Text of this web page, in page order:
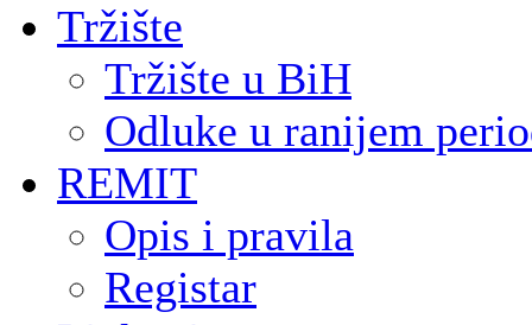
Tržište
Tržište u BiH
Odluke u ranijem
REMIT
Opis i pravila
Registar